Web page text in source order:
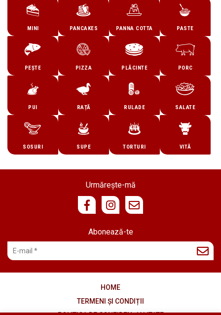
MINI PANCAKES PANNA COTTA PASTE
PEȘTE PIZZA PLĂCINTE PORC
PUI RAȚĂ RULADE SALATE
SOSURI SUPE TORTURI VITĂ
Abonează-te
Urmărește-mă
HOME
TERMENI ȘI CONDIȚII